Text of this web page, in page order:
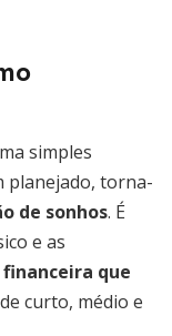
simples
planejado, torna-
de sonhos. É
e as
que
curto, médio e